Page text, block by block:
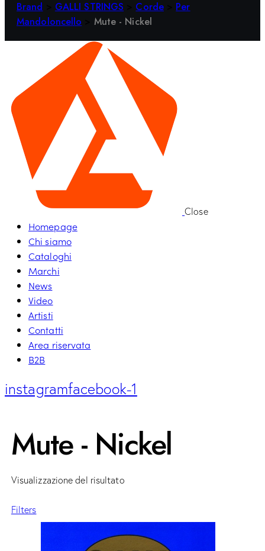
Brand GALLI STRINGS Corde
Per
Mandoloncello
Mute - Nickel
Close
Homepage
Chi siamo
Cataloghi
Marchi
News
Video
Artisti
Contatti
Area riservata
B2B
instagramfacebook-1
Mute - Nickel
Visualizzazione del risultato
Filters